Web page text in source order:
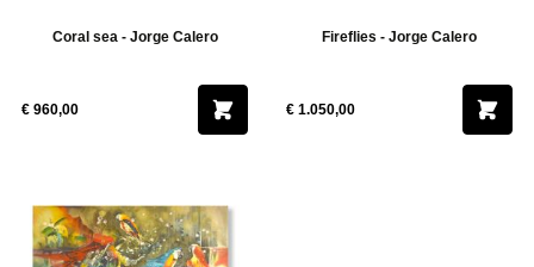
Coral sea - Jorge Calero
€ 960,00
Fireflies - Jorge Calero
€ 1.050,00